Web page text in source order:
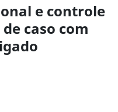
e controle
caso com